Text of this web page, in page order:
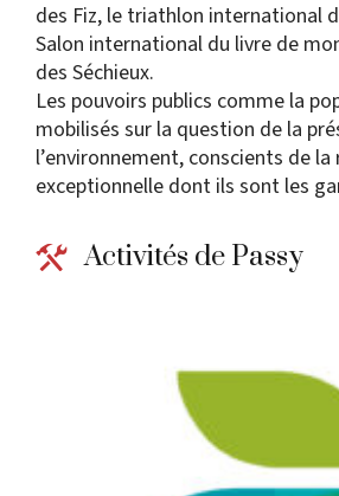
des Fiz, le triathlon international
Salon international du livre de
des Séchieux.
Les pouvoirs publics comme la
mobilisés sur la question de la
l’environnement, conscients de
exceptionnelle dont ils sont les
Activités de Passy